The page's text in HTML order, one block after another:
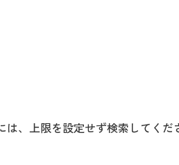
、上限を設定せず検索してくだ